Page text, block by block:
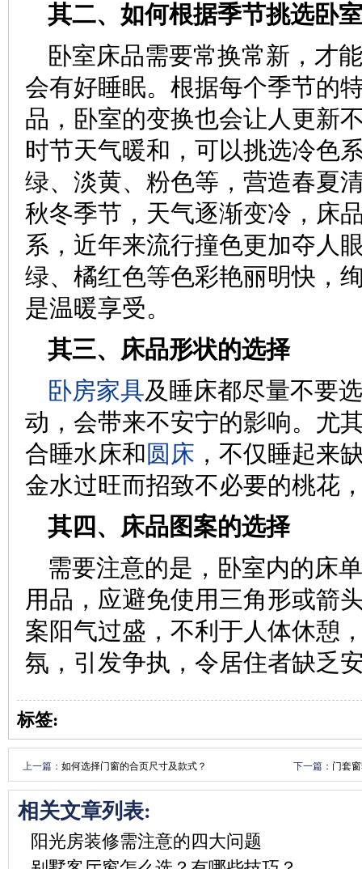
其二、如何根据季节挑选卧
卧室床品需要常换常新，才
会有好睡眠。根据每个季节的
品，卧室的变换也会让人更新
时节天气暖和，可以挑选冷色
绿、淡黄、粉色等，营造春夏
秋冬季节，天气逐渐变冷，床
系，近年来流行撞色更加夺人
绿、橘红色等色彩艳丽明快，
是温暖享受。
其三、床品形状的选择
卧房家具及睡床都尽量不要
动，会带来不安宁的影响。尤
合睡水床和圆床 ，不仅睡起来
金水过旺而招致不必要的桃花
其四、床品图案的选择
需要注意的是，卧室内的床
用品，应避免使用三角形或箭
案阳气过盛，不利于人体休憩
氛，引发争执，令居住者缺乏
标签:
上一篇： 如何选择门窗的合页尺寸及款式？ 下一篇： 门套
相关文章列表:
阳光房装修需注意的四大问题